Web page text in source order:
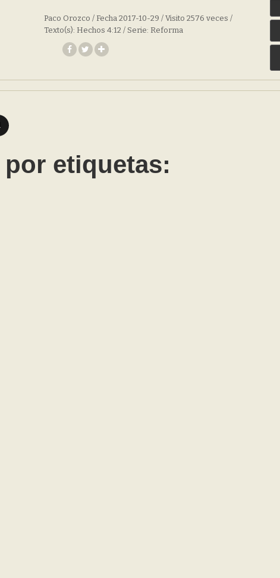
Paco Orozco / Fecha 2017-10-29 / Visito 2576 veces /
Texto(s): Hechos 4:12 / Serie: Reforma
etiquetas: